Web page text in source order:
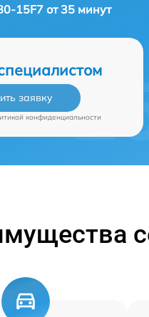
15F7 от 35 минут
заявку
конфиденциальности